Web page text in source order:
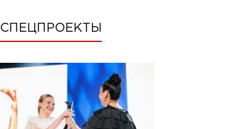
СПЕЦПРОЕКТЫ